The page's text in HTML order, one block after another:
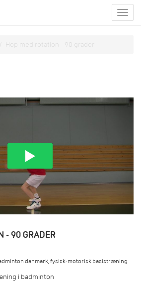
menu
Hop med rotation - 90 grader
- 90 GRADER
danmark,fysisk-motorisk basistræning
i badminton